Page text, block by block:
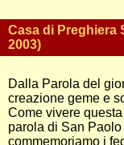
Casa di Preghiera
2003)
Dalla Parola del
creazione geme e
Come vivere
parola di San
commemoriamo i